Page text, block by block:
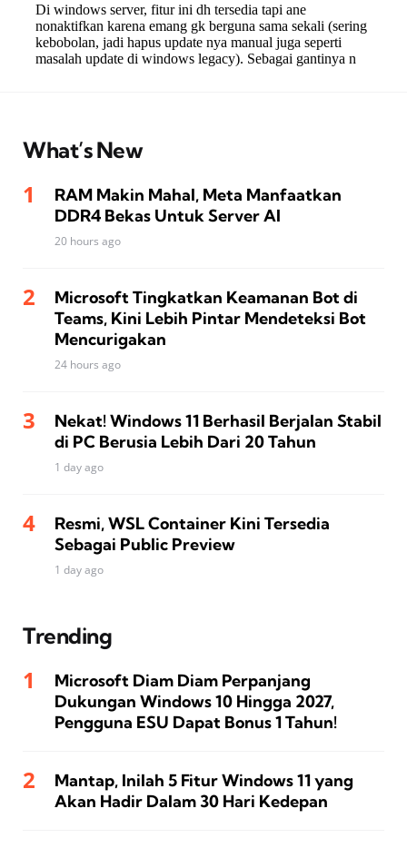
What’s New
RAM Makin Mahal, Meta Manfaatkan
DDR4 Bekas Untuk Server AI
20 hours ago
Microsoft Tingkatkan Keamanan Bot di
Teams, Kini Lebih Pintar Mendeteksi Bot
Mencurigakan
24 hours ago
Nekat! Windows 11 Berhasil Berjalan Stabil
di PC Berusia Lebih Dari 20 Tahun
1 day ago
Resmi, WSL Container Kini Tersedia
Sebagai Public Preview
1 day ago
Trending
Microsoft Diam Diam Perpanjang
Dukungan Windows 10 Hingga 2027,
Pengguna ESU Dapat Bonus 1 Tahun!
Mantap, Inilah 5 Fitur Windows 11 yang
Akan Hadir Dalam 30 Hari Kedepan